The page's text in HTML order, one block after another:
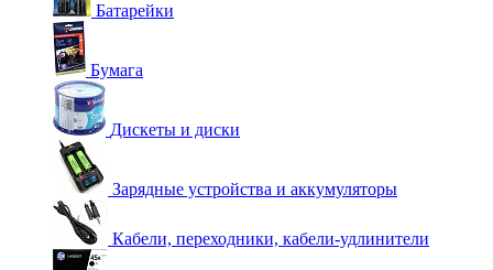
Батарейки
Бумага
Дискеты и диски
Зарядные устройства и аккумуляторы
Кабели, переходники, кабели-удлинители